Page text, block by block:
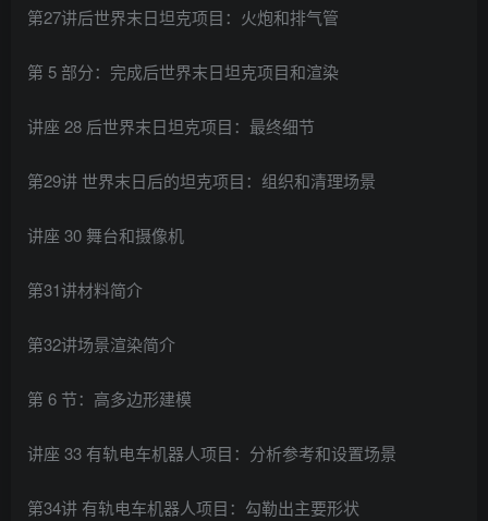
第27讲后世界末日坦克项目：火炮和排气管
第 5 部分：完成后世界末日坦克项目和渲染
讲座 28 后世界末日坦克项目：最终细节
第29讲 世界末日后的坦克项目：组织和清理场景
讲座 30 舞台和摄像机
第31讲材料简介
第32讲场景渲染简介
第 6 节：高多边形建模
讲座 33 有轨电车机器人项目：分析参考和设置场景
第34讲 有轨电车机器人项目：勾勒出主要形状